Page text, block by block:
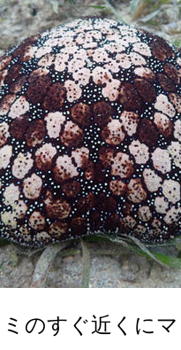
のすぐ近くに